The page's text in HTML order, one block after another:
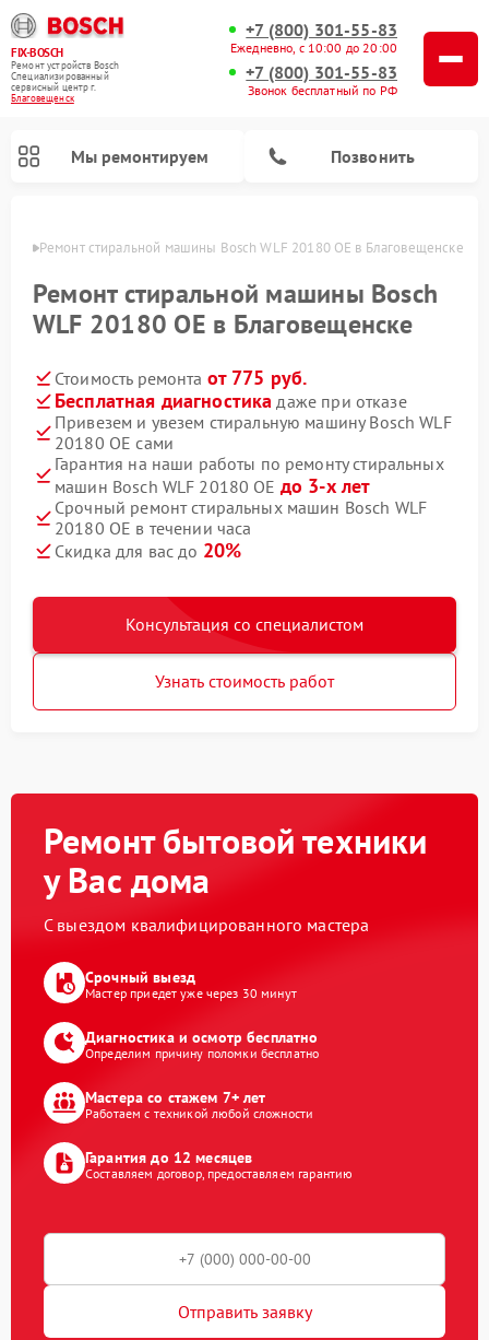
FIX-BOSCH
Ремонт устройств Bosch
Специализированный
cервисный центр г.
Благовещенск
+7 (800) 301-55-83
Ежедневно, с 10:00 до 20:00
+7 (800) 301-55-83
Звонок бесплатный по РФ
Мы ремонтируем Позвонить
Ремонт стиральной машины Bosch WLF 20180 OE в Благовещенске
Ремонт стиральной машины Bosch
WLF 20180 OE в Благовещенске
Стоимость ремонта от 775 руб.
Бесплатная диагностика даже при отказе
Привезем и увезем стиральную машину Bosch WLF
20180 OE сами
Гарантия на наши работы по ремонту стиральных
машин Bosch WLF 20180 OE до 3-х лет
Срочный ремонт стиральных машин Bosch WLF
20180 OE в течении часа
Скидка для вас до 20%
Консультация со специалистом
Узнать стоимость работ
Ремонт бытовой техники
у Вас дома
С выездом квалифицированного мастера
Срочный выезд
Мастер приедет уже через 30 минут
Диагностика и осмотр бесплатно
Определим причину поломки бесплатно
Мастера со стажем 7+ лет
Работаем с техникой любой сложности
Гарантия до 12 месяцев
Составляем договор, предоставляем гарантию
Отправить заявку